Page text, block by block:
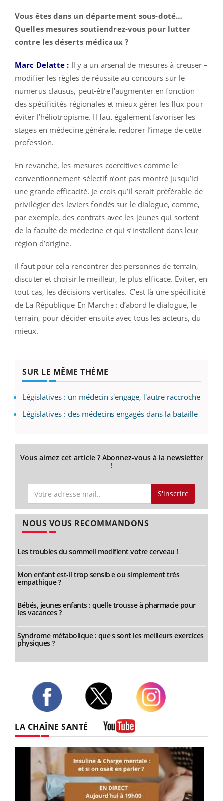
Vous êtes dans un département sous-doté…
Quelles mesures soutiendrez-vous pour lutter
contre les déserts médicaux ?
Marc Delatte : Il y a un arsenal de mesures à creuser –
modifier les règles de réussite au concours sur le
numerus clausus, peut-être l’augmenter en fonction
des spécificités régionales et mieux gérer les flux pour
éviter l’héliotropisme. Il faut également favoriser les
stages en médecine générale, redorer l’image de cette
profession.
En revanche, les mesures coercitives comme le
conventionnement sélectif n’ont pas montré jusqu’ici
une grande efficacité. Je crois qu’il serait préférable de
privilégier des leviers fondés sur le dialogue, comme,
par exemple, des contrats avec les jeunes qui sortent
de la faculté de médecine et qui s’installent dans leur
région d’origine.
Il faut pour cela rencontrer des personnes de terrain,
discuter et choisir le meilleur, le plus efficace. Eviter, en
tout cas, les décisions verticales. C’est là une spécificité
de La République En Marche : d’abord le dialogue, le
terrain, pour décider ensuite avec tous les acteurs, du
mieux.
SUR LE MÊME THÈME
Législatives : un médecin s'engage, l'autre raccroche
Législatives : des médecins engagés dans la bataille
Vous aimez cet article ? Abonnez-vous à la newsletter
!
S'inscrire
NOUS VOUS RECOMMANDONS
Les troubles du sommeil modifient votre cerveau !
Mon enfant est-il trop sensible ou simplement très
empathique ?
Bébés, jeunes enfants : quelle trousse à pharmacie pour
les vacances ?
Syndrome métabolique : quels sont les meilleurs exercices
physiques ?
LA CHAÎNE SANTÉ